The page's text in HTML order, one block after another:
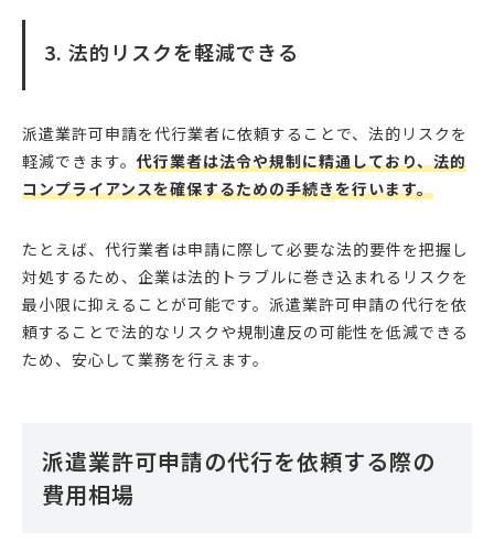
3. 法的リスクを軽減できる
派遣業許可申請を代行業者に依頼することで、法的リスクを
軽減できます。 代行業者は法令や規制に精通しており、法的
コンプライアンスを確保するための手続きを行います。
たとえば、代行業者は申請に際して必要な法的要件を把握し
対処するため、企業は法的トラブルに巻き込まれるリスクを
最小限に抑えることが可能です。派遣業許可申請の代行を依
頼することで法的なリスクや規制違反の可能性を低減できる
ため、安心して業務を行えます。
派遣業許可申請の代行を依頼する際の
費用相場